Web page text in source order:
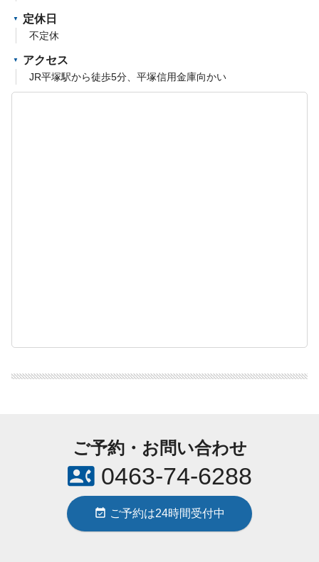
定休日
不定休
アクセス
JR平塚駅から徒歩5分、平塚信用金庫向かい
ご予約・お問い合わせ
contact_phone0463-74-6288
event_available ご予約は24時間受付中